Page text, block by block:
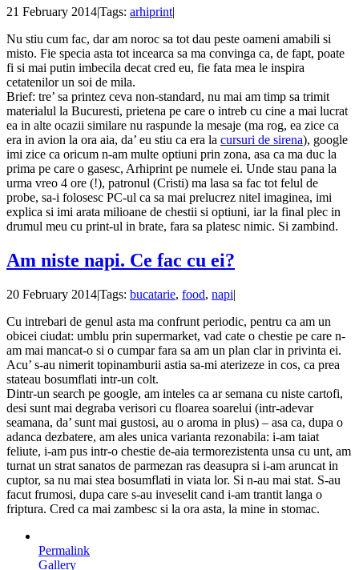
21 February 2014|Tags: arhiprint|
Nu stiu cum fac, dar am noroc sa tot dau peste oameni amabili si
misto. Fie specia asta tot incearca sa ma convinga ca, de fapt, poate
fi si mai putin imbecila decat cred eu, fie fata mea le inspira
cetatenilor un soi de mila.
Brief: tre’ sa printez ceva non-standard, nu mai am timp sa trimit
materialul la Bucuresti, prietena pe care o intreb cu cine a mai lucrat
ea in alte ocazii similare nu raspunde la mesaje (ma rog, ea zice ca
era in avion la ora aia, da’ eu stiu ca era la cursuri de sirena), google
imi zice ca oricum n-am multe optiuni prin zona, asa ca ma duc la
prima pe care o gasesc, Arhiprint pe numele ei. Unde stau pana la
urma vreo 4 ore (!), patronul (Cristi) ma lasa sa fac tot felul de
probe, sa-i folosesc PC-ul ca sa mai prelucrez nitel imaginea, imi
explica si imi arata milioane de chestii si optiuni, iar la final plec in
drumul meu cu print-ul in brate, fara sa platesc nimic. Si zambind.
Am niste napi. Ce fac cu ei?
20 February 2014|Tags: bucatarie, food, napi|
Cu intrebari de genul asta ma confrunt periodic, pentru ca am un
obicei ciudat: umblu prin supermarket, vad cate o chestie pe care n-
am mai mancat-o si o cumpar fara sa am un plan clar in privinta ei.
Acu’ s-au nimerit topinamburii astia sa-mi aterizeze in cos, ca prea
stateau bosumflati intr-un colt.
Dintr-un search pe google, am inteles ca ar semana cu niste cartofi,
desi sunt mai degraba verisori cu floarea soarelui (intr-adevar
seamana, da’ sunt mai gustosi, au o aroma in plus) – asa ca, dupa o
adanca dezbatere, am ales unica varianta rezonabila: i-am taiat
feliute, i-am pus intr-o chestie de-aia termorezistenta unsa cu unt, am
turnat un strat sanatos de parmezan ras deasupra si i-am aruncat in
cuptor, sa nu mai stea bosumflati in viata lor. Si n-au mai stat. S-au
facut frumosi, dupa care s-au inveselit cand i-am trantit langa o
friptura. Cred ca mai zambesc si la ora asta, la mine in stomac.
Permalink
Gallery